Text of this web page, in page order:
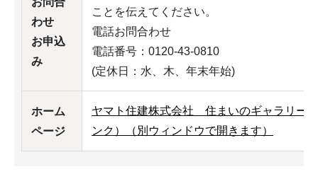
わせ
お申込
み
ことを伝えてください。
電話お問合わせ
電話番号：0120-43-0810
(定休日：水、木、年末年始)
ホーム
ページ
ヤマト住建株式会社 住まいのギャラリー
ンク）（別ウィンドウで開きます）